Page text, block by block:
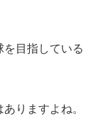
目指している
りますよね。